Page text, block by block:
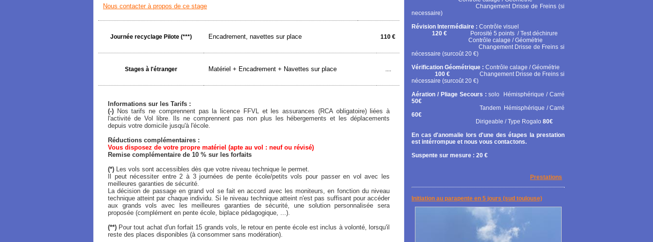
Nous contacter à propos de ce stage
Journée recyclage Pilote (***) Encadrement, navettes sur place 110 €
Stages à l'étranger Matériel + Encadrement + Navettes sur place ....
Informations sur les Tarifs :
(-) Nos tarifs ne comprennent pas la licence FFVL et les assurances (RCA obligatoire) liées à
l'activité de Vol libre. Ils ne comprennent pas non plus les hébergements et les déplacements
depuis votre domicile jusqu'à l'école.
Réductions complémentaires :
Vous disposez de votre propre matériel (apte au vol : neuf ou révisé)
Remise complémentaire de 10 % sur les forfaits
(*) Les vols sont accessibles dès que votre niveau technique le permet.
Il peut nécessiter entre 2 à 3 journées de pente école/petits vols pour passer en vol avec les
meilleures garanties de sécurité.
La décision de passage en grand vol se fait en accord avec les moniteurs, en fonction du niveau
technique atteint par chaque individu. Si le niveau technique atteint n'est pas suffisant pour accéder
aux grands vols avec les meilleures garanties de sécurité, une solution personnalisée sera
proposée (complément en pente école, biplace pédagogique, ...).
(**) Pour tout achat d'un forfait 15 grands vols, le retour en pente école est inclus à volonté, lorsqu'il
reste des places disponibles (à consommer sans modération).
Changement Drisse de Freins (si
necessaire)
Révision Intermédiaire : Contrôle visuel
120 € Porosité 5 points / Test déchirure
Contrôle calage / Géométrie
Changement Drisse de Freins si
nécessaire (surcoût 20 €)
Vérification Géométrique : Contrôle calage / Géométrie
100 € Changement Drisse de Freins si
nécessaire (surcoût 20 €)
Aération / Pliage Secours :solo
Hémisphérique / Carré
50€
Tandem Hémisphérique / Carré
60€
Dirigeable / Type Rogalo 80€
En cas d'anomalie lors d'une des étapes la prestation
est intérrompue et nous vous contactons.
Suspente sur mesure : 20 €
Prestations
Initiation au parapente en 5 jours (sud toulouse)